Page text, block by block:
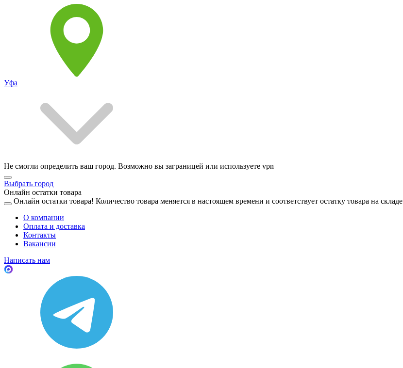
Уфа
Не смогли определить ваш город. Возможно вы заграницей или используете vpn
Выбрать город
Онлайн остатки товара
Онлайн остатки товара! Количество товара меняется в настоящем времени и соответствует остатку товара на складе
О компании
Оплата и доставка
Контакты
Вакансии
Написать нам